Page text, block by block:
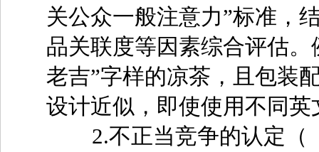
关公众一般注意力”标准，
品关联度等因素综合评估
老吉”字样的凉茶，且包装
设计近似，即使使用不同
2.不正当竞争的认定（